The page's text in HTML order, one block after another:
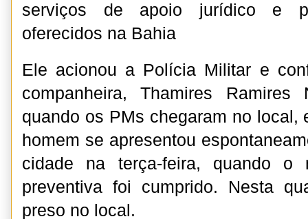
serviços de apoio jurídico e
oferecidos na Bahia
Ele acionou a Polícia Militar e
companheira, Thamires Ramires
quando os PMs chegaram no local,
homem se apresentou
cidade na terça-feira, quando o
preventiva foi cumprido. Nesta
preso no local.